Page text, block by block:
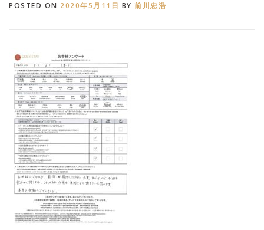
POSTED ON 2020年5月11日 BY 前川忠浩